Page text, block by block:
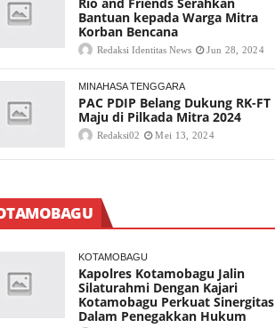
Bantuan kepada Warga Mitra
Korban Bencana
Redaksi Identitas News Jun 28, 2024
MINAHASA TENGGARA
PAC PDIP Belang Dukung RK-FT
Maju di Pilkada Mitra 2024
Redaksi02 Mei 13, 2024
KOTAMOBAGU
Kapolres Kotamobagu Jalin
Silaturahmi Dengan Kajari
Kotamobagu Perkuat Sinergitas
Dalam Penegakkan Hukum